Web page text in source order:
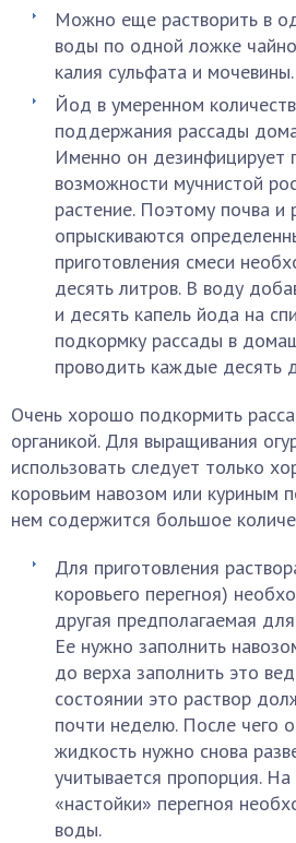
Можно еще растворить в
воды по одной ложке
калия сульфата и мочевины.
Йод в умеренном
поддержания рассады
Именно он дезинфицирует
возможности мучнистой
растение. Поэтому почва и
опрыскиваются
приготовления смеси
десять литров. В воду
и десять капель йода на
подкормку рассады в
проводить каждые десять
Очень хорошо подкормить
органикой. Для выращивания
использовать следует только
коровьим навозом или куриным
нем содержится большое
Для приготовления
коровьего перегноя)
другая предполагаемая
Ее нужно заполнить
до верха заполнить это
состоянии это раствор
почти неделю. После чего
жидкость нужно снова
учитывается пропорция.
«настойки» перегноя
воды.